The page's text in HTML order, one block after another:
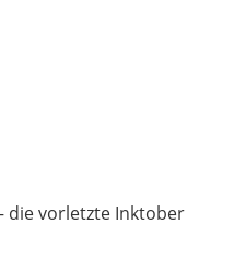
die vorletzte Inktober